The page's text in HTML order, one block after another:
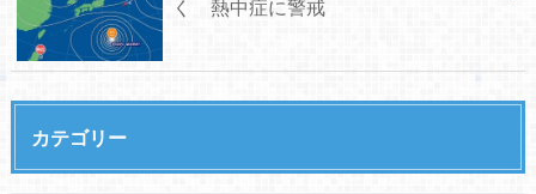
く 熱中症に警戒
カテゴリー